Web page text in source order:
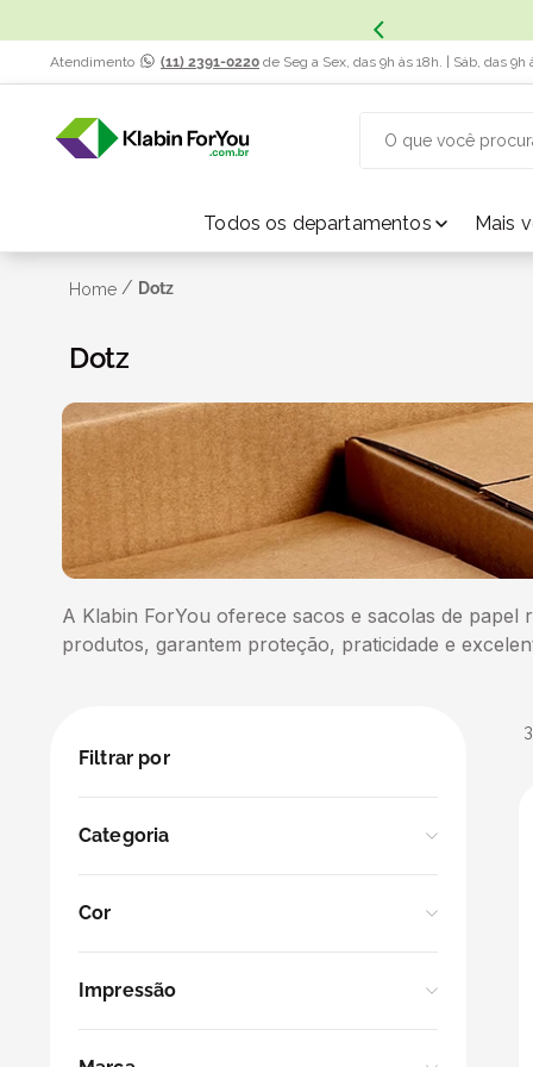
Atendimento (11) 2391-0220 de Seg a Sex, das 9h às 18h. | Sáb, das 9h
Todos os departamentos Mais
Home / Dotz
Dotz
A Klabin ForYou oferece sacos e sacolas de
produtos, garantem proteção, praticidade e
Filtrar por
Categoria
Caixas para Bebida
Cor
Impressão
TERMOS MAIS BUSCADOS
3º caixa sedex
º bebida
5º transporte
6º caixas